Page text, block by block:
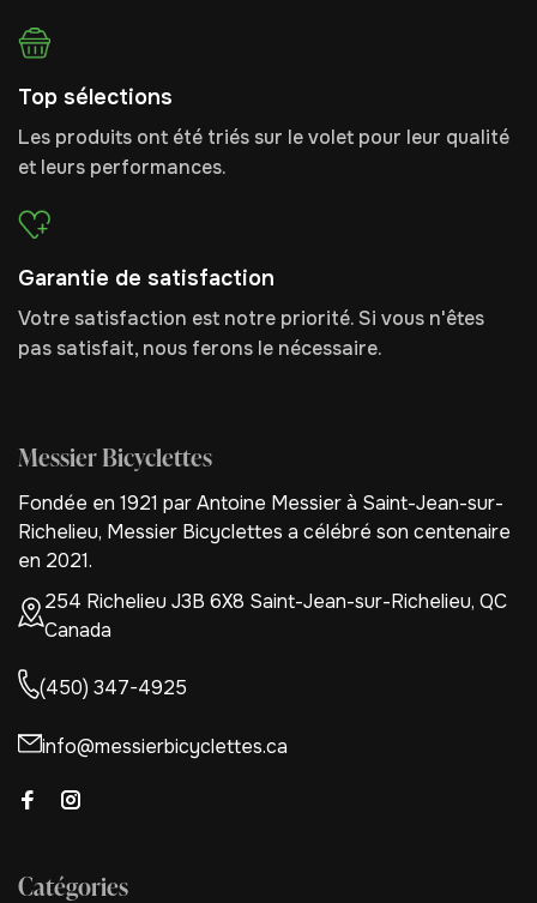
Top sélections
Les produits ont été triés sur le volet pour leur qualité
et leurs performances.
Garantie de satisfaction
Votre satisfaction est notre priorité. Si vous n'êtes
pas satisfait, nous ferons le nécessaire.
Messier Bicyclettes
Fondée en 1921 par Antoine Messier à Saint-Jean-sur-
Richelieu, Messier Bicyclettes a célébré son centenaire
en 2021.
254 Richelieu J3B 6X8 Saint-Jean-sur-Richelieu, QC
Canada
(450) 347-4925
info@messierbicyclettes.ca
Catégories